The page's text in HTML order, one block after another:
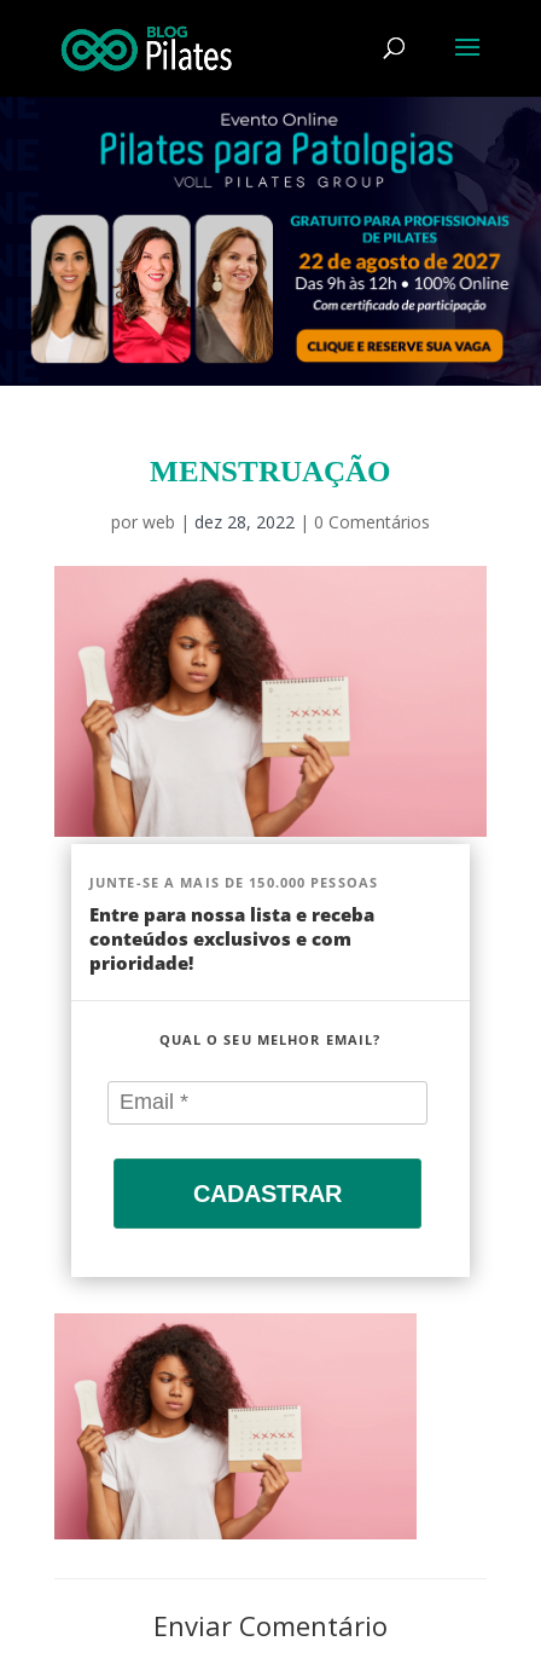
MENSTRUAÇÃO
por web | dez 28, 2022| 0 Comentários
JUNTE-SE A MAIS DE 150.000 PESSOAS
Entre para nossa lista e receba
conteúdos exclusivos e com
prioridade!
QUAL O SEU MELHOR EMAIL?
CADASTRAR
Enviar Comentário